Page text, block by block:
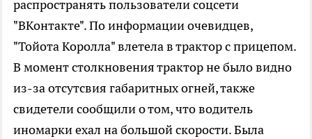
распространять пользователи соцсети
"ВКонтакте". По информации очевидцев,
"Тойота Королла" влетела в трактор с прицепом.
В момент столкновения трактор не было видно
из-за отсутсвия габаритных огней, также
свидетели сообщили о том, что водитель
иномарки ехал на большой скорости. Была